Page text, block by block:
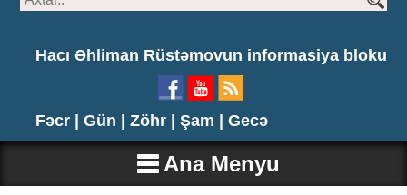
Hacı Əhliman Rüstəmovun informasiya bloku
Fəcr | Gün | Zöhr | Şam | Gecə
Ana Menyu